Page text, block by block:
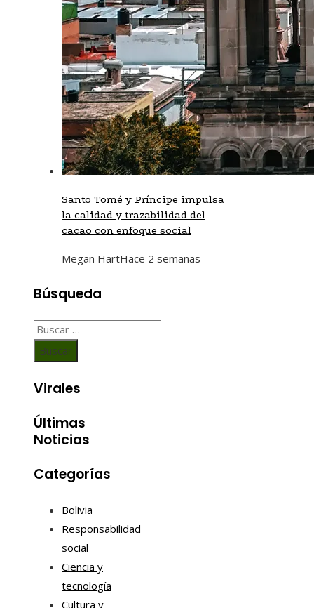
Santo Tomé y Príncipe impulsa
la calidad y trazabilidad del
cacao con enfoque social
Megan HartHace 2 semanas
Búsqueda
Buscar:
Virales
Últimas
Noticias
Categorías
Bolivia
Responsabilidad
social
Ciencia y
tecnología
Cultura y